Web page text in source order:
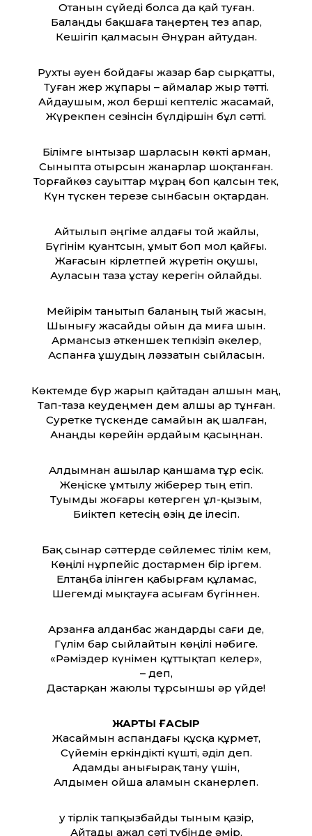
Отанын сүйеді болса да қай туған.
Балаңды бақшаға таңертең тез апар,
Кешігіп қалмасын Әнұран айтудан.
Рухты әуен бойдағы жазар бар сырқатты,
Туған жер жұпары – аймалар жыр тәтті.
Айдаушым, жол берші кептеліс жасамай,
Жүрекпен сезінсін бүлдіршін бұл сәтті.
Білімге ынтызар шарласын көкті арман,
Сыныпта отырсын жанарлар шоқтанған.
Торғайкөз сауыттар мұраң боп қалсын тек,
Күн түскен терезе сынбасын оқтардан.
Айтылып әңгіме алдағы той жайлы,
Бүгінім қуантсын, ұмыт боп мол қайғы.
Жағасын кірлетпей жүретін оқушы,
Ауласын таза ұстау керегін ойлайды.
Мейірім танытып баланың тый жасын,
Шынығу жасайды ойын да миға шын.
Армансыз әткеншек тепкізіп әкелер,
Аспанға ұшудың ләззатын сыйласын.
Көктемде бүр жарып қайтадан алшын маң,
Тап-таза кеудеңмен дем алшы ар тұнған.
Суретке түскенде самайын ақ шалған,
Анаңды көрейін әрдайым қасыңнан.
Алдымнан ашылар қаншама тұр есік.
Жеңіске ұмтылу жіберер тың етіп.
Туымды жоғары көтерген ұл-қызым,
Биіктеп кетесің өзің де ілесіп.
Бақ сынар сәттерде сөйлемес тілім кем,
Көңілі нұрпейіс достармен бір іргем.
Елтаңба ілінген қабырғам құламас,
Шегемді мықтауға асығам бүгіннен.
Арзанға алданбас жандарды сағи де,
Гүлім бар сыйлайтын көңілі нәбиге.
«Рәміздер күнімен құттықтап келер»,
– деп,
Дастарқан жаюлы тұрсыншы әр үйде!
ЖАРТЫ ҒАСЫР
Жасаймын аспандағы құсқа құрмет,
Сүйемін еркіндікті күшті, әділ деп.
Адамды анығырақ тану үшін,
Алдымен ойша аламын сканерлеп.
Қу тірлік тапқызбайды тыным қазір,
Айтады ажал сәті түбінде әмір.